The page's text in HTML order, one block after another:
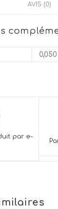
AVIS (0)
par e-